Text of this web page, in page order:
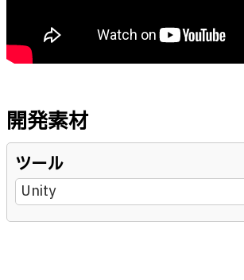
開発素材
ツール
Unity